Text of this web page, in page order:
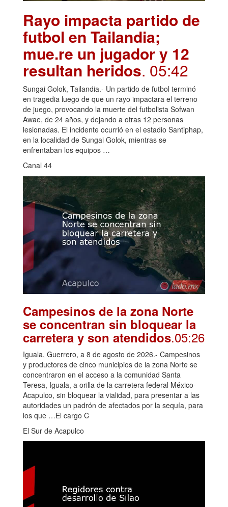
Rayo impacta partido de
futbol en Tailandia;
mue.re un jugador y 12
resultan heridos. 05:42
Sungai Golok, Tailandia.- Un partido de futbol terminó
en tragedia luego de que un rayo impactara el terreno
de juego, provocando la muerte del futbolista Sofwan
Awae, de 24 años, y dejando a otras 12 personas
lesionadas. El incidente ocurrió en el estadio Santiphap,
en la localidad de Sungai Golok, mientras se
enfrentaban los equipos …
Canal 44
Campesinos de la zona Norte
se concentran sin bloquear la
carretera y son atendidos.05:26
Iguala, Guerrero, a 8 de agosto de 2026.- Campesinos
y productores de cinco municipios de la zona Norte se
concentraron en el acceso a la comunidad Santa
Teresa, Iguala, a orilla de la carretera federal México-
Acapulco, sin bloquear la vialidad, para presentar a las
autoridades un padrón de afectados por la sequía, para
los que …El cargo C
El Sur de Acapulco